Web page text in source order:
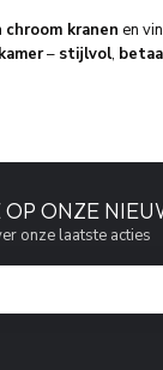
chroom kranen en
– stijlvol,
ONZE
onze laatste acties